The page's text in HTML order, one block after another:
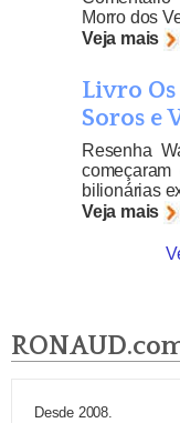
Morro dos
Veja mais
Livro Os
Soros e
Resenha
bilionárias
Veja mais
Desde 2008.